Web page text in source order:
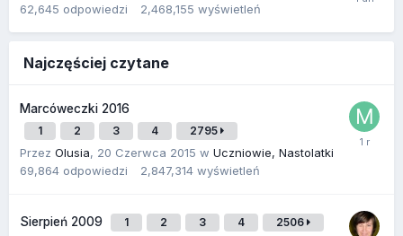
62,645 odpowiedzi 2,468,155 wyświetleń
Najczęściej czytane
Marcóweczki 2016
1 2 3 4 2795
Przez Olusia, 20 Czerwca 2015 w Uczniowie, Nastolatki
69,864 odpowiedzi 2,847,314 wyświetleń
Sierpień 2009 1 2 3 4 2506